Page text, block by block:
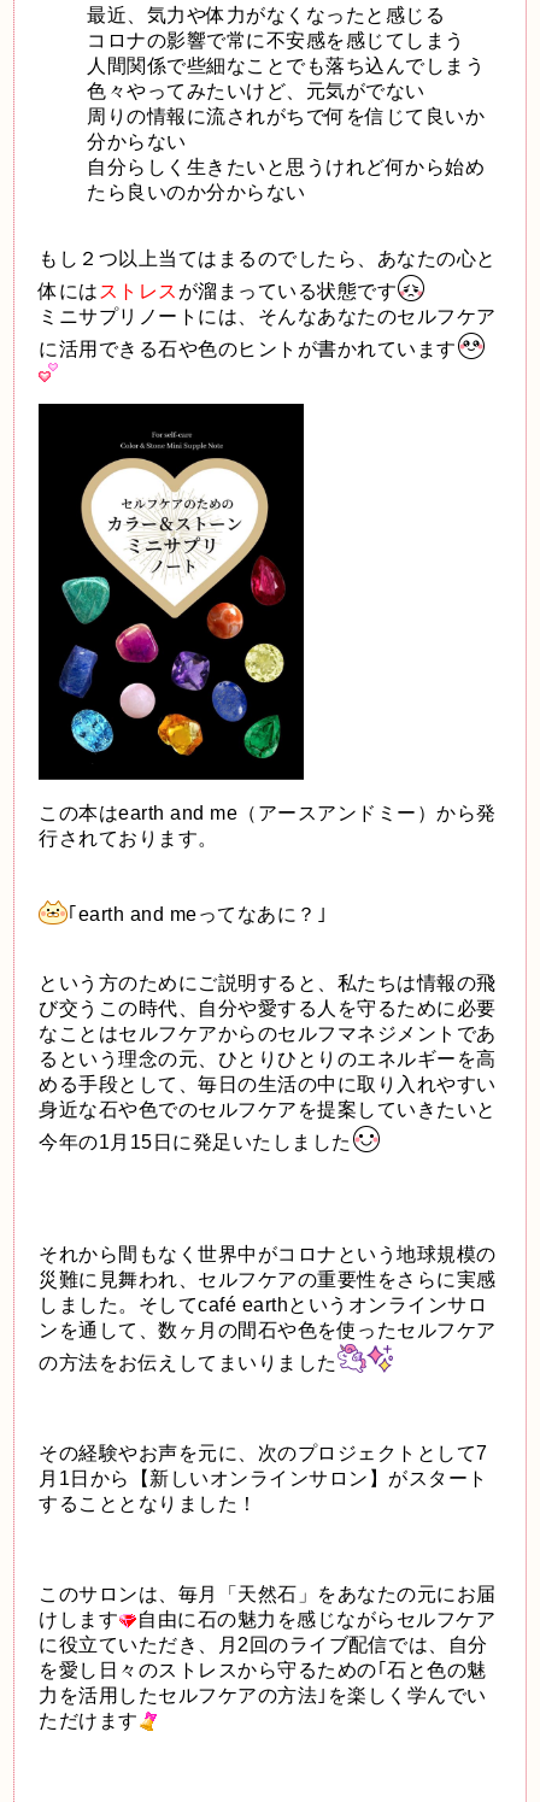
最近、気力や体力がなくなったと感じる
コロナの影響で常に不安感を感じてしまう
人間関係で些細なことでも落ち込んでしまう
色々やってみたいけど、元気がでない
周りの情報に流されがちで何を信じて良いか
分からない
自分らしく生きたいと思うけれど何から始め
たら良いのか分からない
もし２つ以上当てはまるのでしたら、あなたの心と
体には ストレス が溜まっている状態です
ミニサプリノートには、そんなあなたのセルフケア
に活用できる石や色のヒントが書かれています
この本はearth and me（アースアンドミー）から発
行されております。
｢earth and meってなあに？｣
という方のためにご説明すると、私たちは情報の飛
び交うこの時代、自分や愛する人を守るために必要
なことはセルフケアからのセルフマネジメントであ
るという理念の元、ひとりひとりのエネルギーを高
める手段として、毎日の生活の中に取り入れやすい
身近な石や色でのセルフケアを提案していきたいと
今年の1月15日に発足いたしました
それから間もなく世界中がコロナという地球規模の
災難に見舞われ、セルフケアの重要性をさらに実感
しました。そしてcafé earthというオンラインサロ
ンを通して、数ヶ月の間石や色を使ったセルフケア
の方法をお伝えしてまいりました
その経験やお声を元に、次のプロジェクトとして7
月1日から【新しいオンラインサロン】がスタート
することとなりました！
このサロンは、毎月「天然石」をあなたの元にお届
けします
自由に石の魅力を感じながらセルフケア
に役立ていただき、月2回のライブ配信では、自分
を愛し日々のストレスから守るための｢石と色の魅
力を活用したセルフケアの方法｣を楽しく学んでい
ただけます